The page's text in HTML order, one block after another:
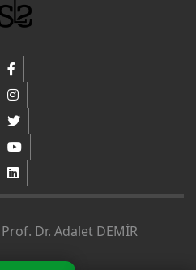
Dr. Adalet DEMİR